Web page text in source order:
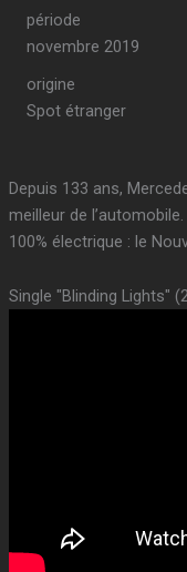
période
novembre 2019
origine
Spot étranger
Depuis 133 ans,
meilleur de
100% électrique : le
Single "Blinding Lights"